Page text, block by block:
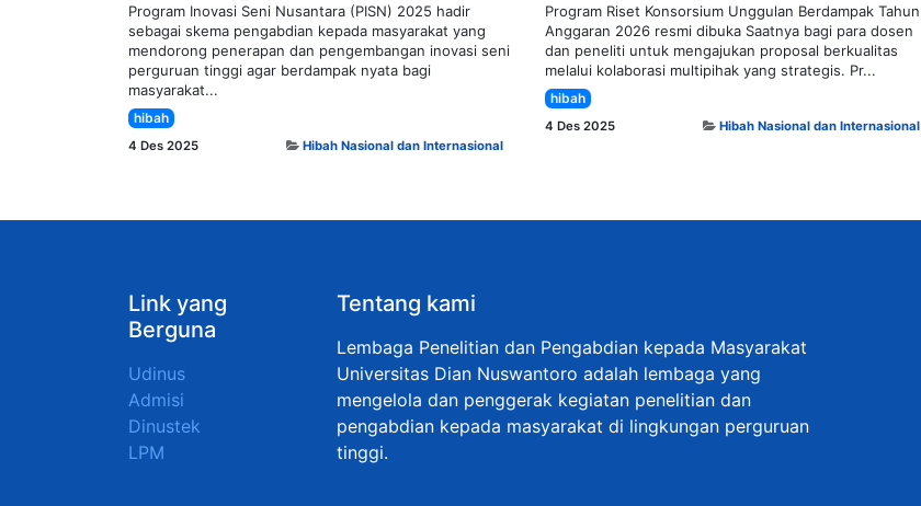
Program Inovasi Seni Nusantara (PISN) 2025 hadir
sebagai skema pengabdian kepada masyarakat yang
mendorong penerapan dan pengembangan inovasi seni
perguruan tinggi agar berdampak nyata bagi
masyarakat...
hibah
4 Des 2025 Hibah Nasional dan Internasional
Program Riset Konsorsium Unggulan Berdampak Tahun
Anggaran 2026 resmi dibuka Saatnya bagi para dosen
dan peneliti untuk mengajukan proposal berkualitas
melalui kolaborasi multipihak yang strategis. Pr...
hibah
4 Des 2025 Hibah Nasional dan Internasional
Link yang
Berguna
Udinus
Admisi
Dinustek
LPM
Tentang kami
Lembaga Penelitian dan Pengabdian kepada Masyarakat
Universitas Dian Nuswantoro adalah lembaga yang
mengelola dan penggerak kegiatan penelitian dan
pengabdian kepada masyarakat di lingkungan perguruan
tinggi.